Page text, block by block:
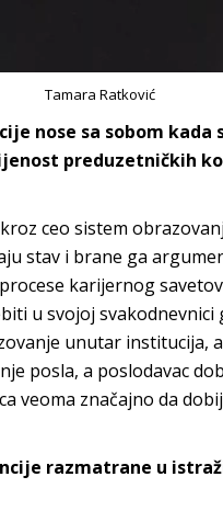
Tamara Ratković
nose sa sobom
preduzetničkih
ceo sistem
stav i brane ga
karijernog
u svojoj svakodnevnici
unutar institucija,
posla, a poslodavac
veoma značajno da
razmatrane u